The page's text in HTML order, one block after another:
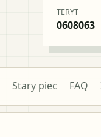
TERYT
0608063
Stary piec FAQ